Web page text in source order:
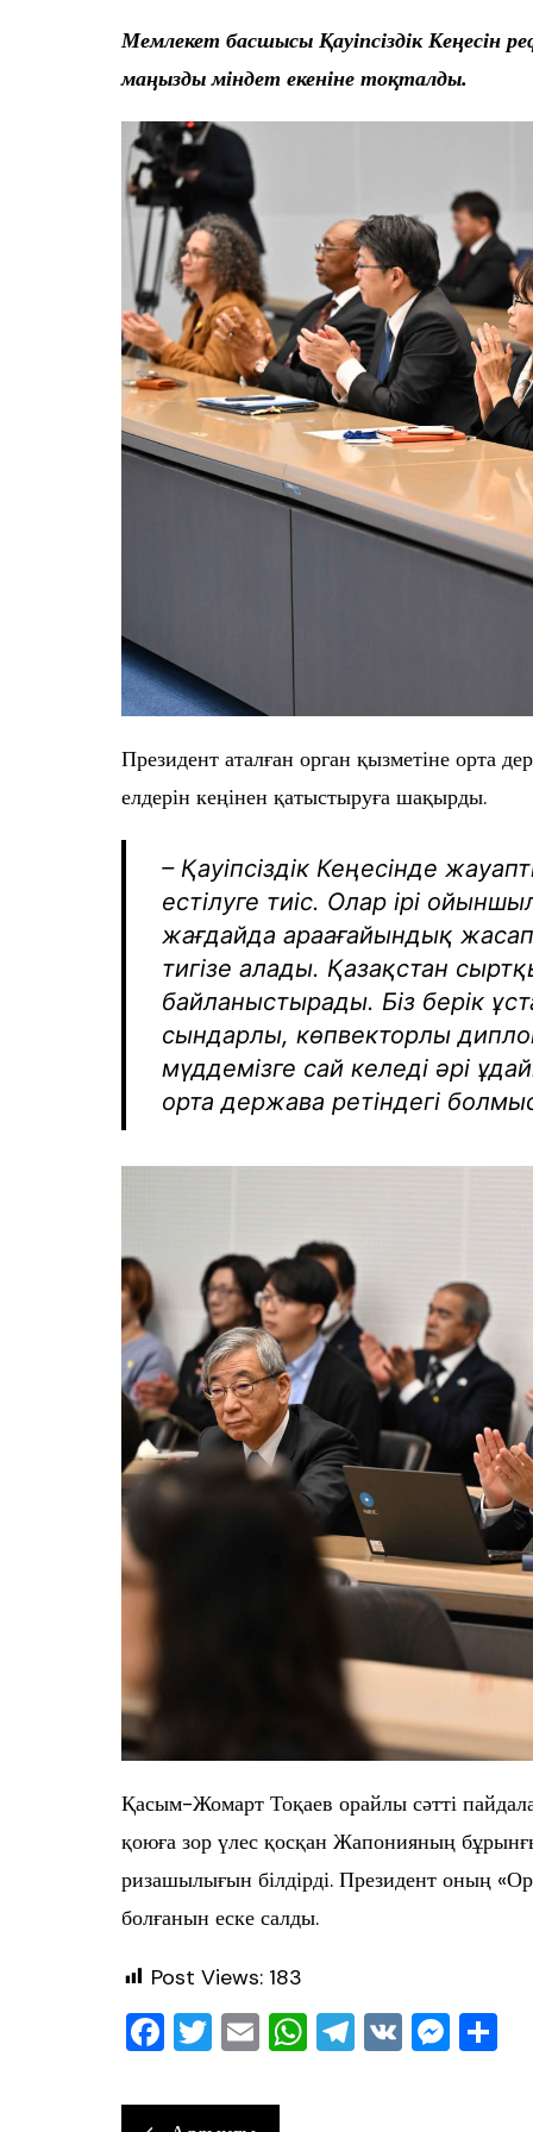
Мемлекет басшысы Қауіпсіздік Кеңесін
маңызды міндет екеніне тоқталды.
Президент аталған орган қызметіне орта
елдерін кеңінен қатыстыруға шақырды.
– Қауіпсіздік Кеңесінде
естілуге тиіс. Олар ірі
жағдайда араағайындық жасап,
тигізе алады. Қазақстан
байланыстырады. Біз берік
сындарлы, көпвекторлы
мүддемізге сай келеді әрі
орта держава ретіндегі
Қасым-Жомарт Тоқаев орайлы сәтті
қоюға зор үлес қосқан Жапонияның
ризашылығын білдірді. Президент оның
болғанын еске салды.
Post Views: 183
F
c
T
tt
E
ai
W T V M